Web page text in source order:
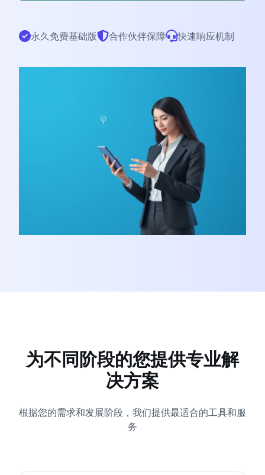
永久免费基础版 合作伙伴保障 快速响应机制
为不同阶段的您提供专业解
决方案
根据您的需求和发展阶段，我们提供最适合的工具和服
务